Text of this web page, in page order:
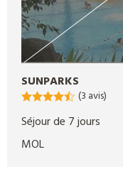
SUNPARKS
(3 avis)
Séjour de 7 jours
MOL